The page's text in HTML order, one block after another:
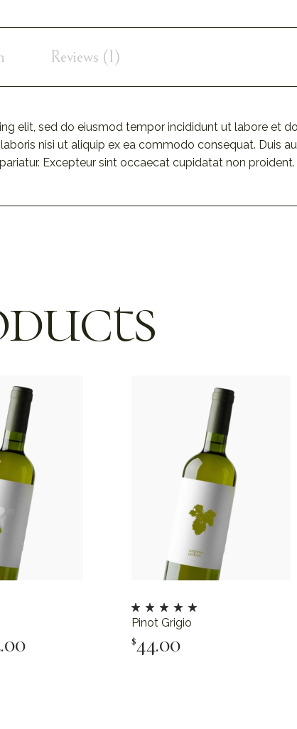
Reviews (1)
elit, sed do eiusmod tempor incididunt ut labore et
nisi ut aliquip ex ea commodo consequat. Duis
Excepteur sint occaecat cupidatat non proident.
Add To Cart
$44.00
Pinot Grigio